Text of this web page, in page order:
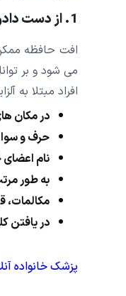
1. از دست دادن حافظه
افت حافظه
می شود و بر
افراد مبتلا به
در مکان
حرف و
نام اعضای
به طور
مکالمات،
در یافتن
پزشک خانواده